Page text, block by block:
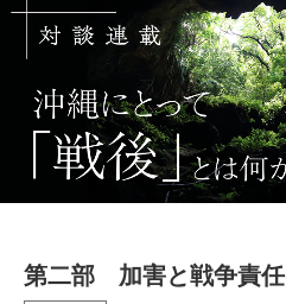
第二部 加害と戦争責任